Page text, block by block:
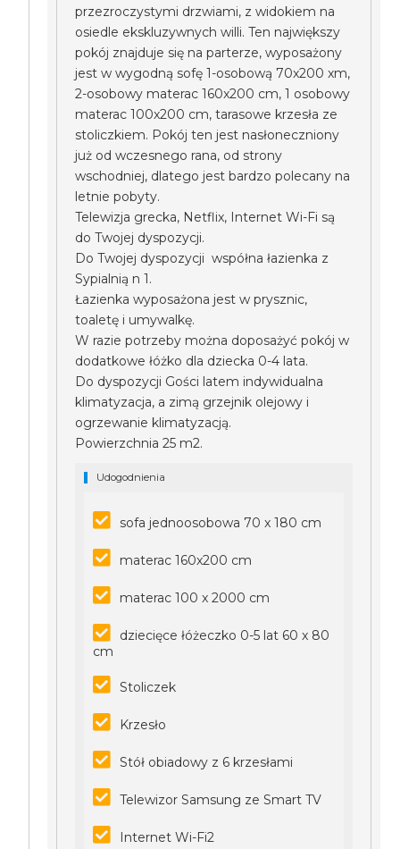
przezroczystymi drzwiami, z widokiem na
osiedle ekskluzywnych willi. Ten największy
pokój znajduje się na parterze, wyposażony
jest w wygodną sofę 1-osobową 70x200 xm,
2-osobowy materac 160x200 cm, 1 osobowy
materac 100x200 cm, tarasowe krzesła ze
stoliczkiem. Pokój ten jest nasłoneczniony
już od wczesnego rana, od strony
wschodniej, dlatego jest bardzo polecany na
letnie pobyty.
Telewizja grecka, Netflix, Internet Wi-Fi są
do Twojej dyspozycji.
Do Twojej dyspozycji współna łazienka z
Sypialnią n 1.
Łazienka wyposażona jest w prysznic,
toaletę i umywalkę.
W razie potrzeby można doposażyć pokój w
dodatkowe łóżko dla dziecka 0-4 lata.
Do dyspozycji Gości latem indywidualna
klimatyzacja, a zimą grzejnik olejowy i
ogrzewanie klimatyzacją.
Powierzchnia 25 m2.
Udogodnienia
sofa jednoosobowa 70 x 180 cm
materac 160x200 cm
materac 100 x 2000 cm
dziecięce łóżeczko 0-5 lat 60 x 80
cm
Stoliczek
Krzesło
Stół obiadowy z 6 krzesłami
Telewizor Samsung ze Smart TV
Internet Wi-Fi2